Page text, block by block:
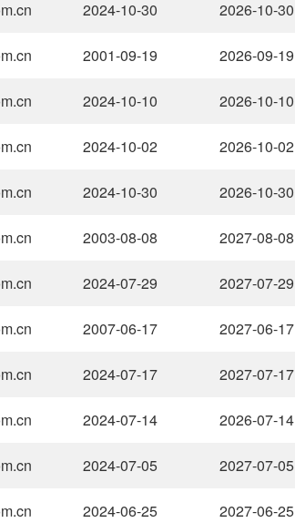
2024-10-30 2026-10-30
2001-09-19 2026-09-19
2024-10-10 2026-10-10
2024-10-02 2026-10-02
2024-10-30 2026-10-30
2003-08-08 2027-08-08
2024-07-29 2027-07-29
2007-06-17 2027-06-17
2024-07-17 2027-07-17
2024-07-14 2026-07-14
2024-07-05 2027-07-05
2024-06-25 2027-06-25